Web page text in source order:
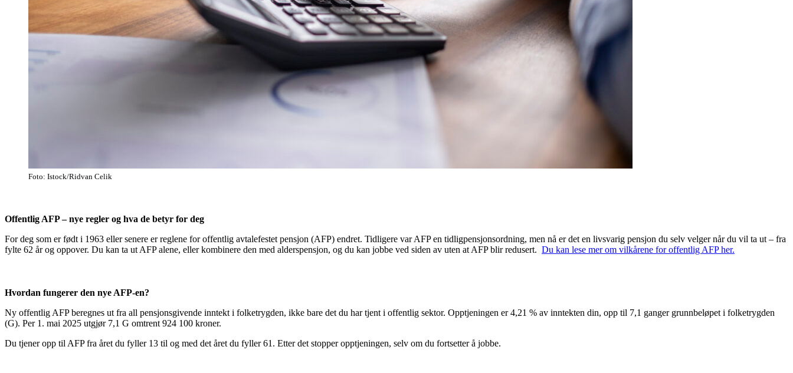
Foto: Istock/Ridvan Celik
Offentlig AFP – nye regler og hva de betyr for deg
For deg som er født i 1963 eller senere er reglene for offentlig avtalefestet pensjon (AFP) endret. Tidligere var AFP en tidligpensjonsordning, men nå er det en livsvarig pensjon du selv velger når du vil ta ut – fra
fylte 62 år og oppover. Du kan ta ut AFP alene, eller kombinere den med alderspensjon, og du kan jobbe ved siden av uten at AFP blir redusert. Du kan lese mer om vilkårene for offentlig AFP her.
Hvordan fungerer den nye AFP-en?
Ny offentlig AFP beregnes ut fra all pensjonsgivende inntekt i folketrygden, ikke bare det du har tjent i offentlig sektor. Opptjeningen er 4,21 % av inntekten din, opp til 7,1 ganger grunnbeløpet i folketrygden
(G). Per 1. mai 2025 utgjør 7,1 G omtrent 924 100 kroner.
Du tjener opp til AFP fra året du fyller 13 til og med det året du fyller 61. Etter det stopper opptjeningen, selv om du fortsetter å jobbe.